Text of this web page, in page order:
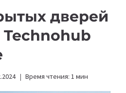
дверей
Время чтения: 1 мин